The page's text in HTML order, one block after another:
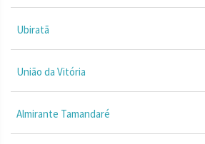
Ubiratã
União da Vitória
Almirante Tamandaré